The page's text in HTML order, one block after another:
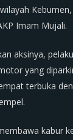
Kebumen,
Imam Mujali.
aksinya,
yang
terbuka
kabur